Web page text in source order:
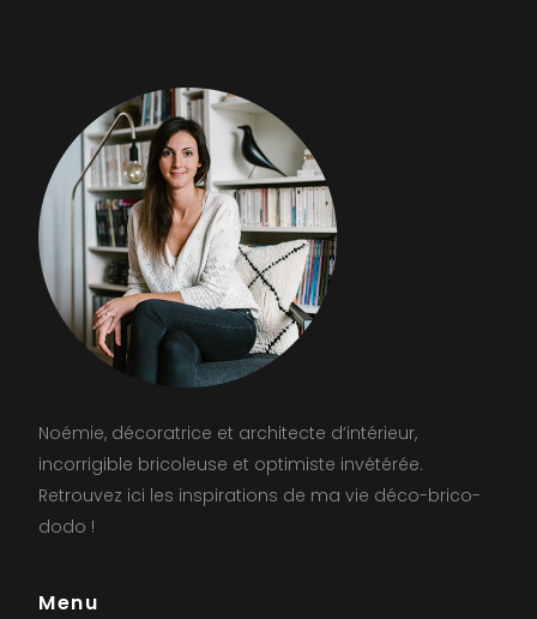
Noémie, décoratrice et architecte d’intérieur,
incorrigible bricoleuse et optimiste invétérée.
Retrouvez ici les inspirations de ma vie déco-brico-
dodo !
Menu